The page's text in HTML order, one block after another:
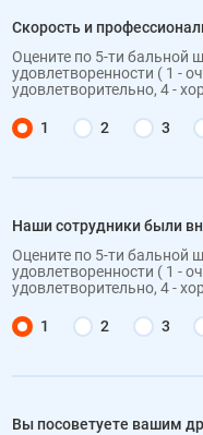
Скорость и
Оцените по 5-ти бальной
удовлетворенности ( 1 -
удовлетворительно, 4 -
1 2 3
Наши сотрудники были
Оцените по 5-ти бальной
удовлетворенности ( 1 -
удовлетворительно, 4 -
1 2 3
Вы посоветуете вашим